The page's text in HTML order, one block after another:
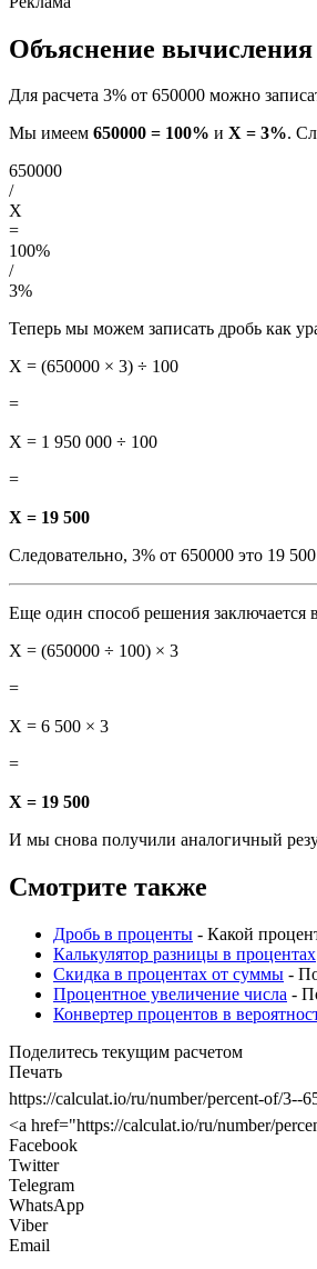
Объяснение вычисления
Для расчета 3% от 650000 можно
Мы имеем 650000 = 100% и X = 3%.
650000
/
X
=
100%
/
3%
Теперь мы можем записать дробь как
X = (650000 × 3) ÷ 100
=
X = 1 950 000 ÷ 100
=
X = 19 500
Следовательно, 3% от 650000 это 19 500
Еще один способ решения заключается
X = (650000 ÷ 100) × 3
=
X = 6 500 × 3
=
X = 19 500
И мы снова получили аналогичный
Смотрите также
Дробь в проценты - Какой
Калькулятор разницы в процентах
Скидка в процентах от суммы -
Процентное увеличение числа -
Конвертер процентов в
Поделитесь текущим расчетом
Печать
https://calculat.io/ru/number/percent-of/3--
<a href="https://calculat.io/ru/number/
Facebook
Twitter
Telegram
WhatsApp
Viber
Email